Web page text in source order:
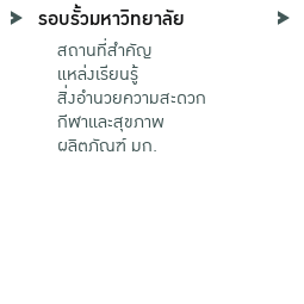
รอบรั้วมหาวิทยาลัย
สถานที่สำคัญ
แหล่งเรียนรู้
สิ่งอำนวยความสะดวก
กีฬาและสุขภาพ
ผลิตภัณฑ์ มก.